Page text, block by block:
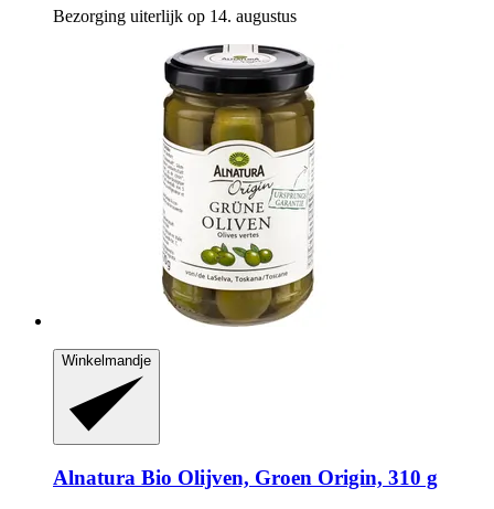
Bezorging uiterlijk op 14. augustus
Winkelmandje
Alnatura Bio Olijven, Groen Origin, 310 g